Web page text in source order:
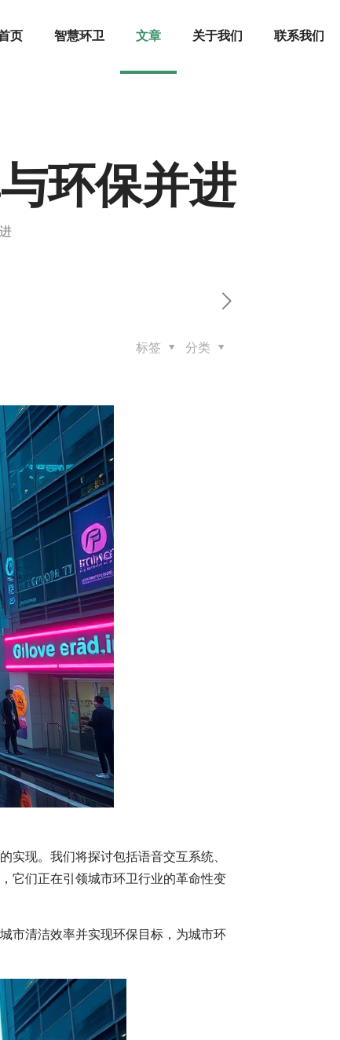
页 智慧环卫 文章 关于我们 联系我们
环保并进
分类
标签
现。我们将探讨包括语音交互系统、
它们正在引领城市环卫行业的革命性变
市清洁效率并实现环保目标，为城市环